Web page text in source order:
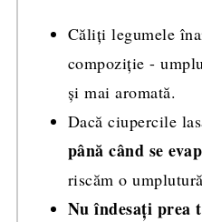
Căliți legumele
compoziție -
și mai aromată.
Dacă ciupercile
până când se
riscăm o
Nu îndesați prea